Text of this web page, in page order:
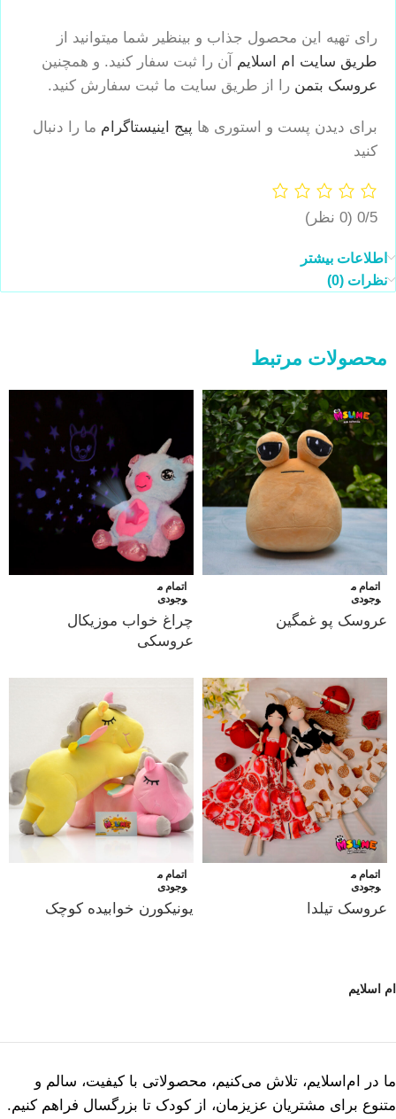
رای تهیه این محصول جذاب و بینظیر شما میتوانید از
طریق سایت ام اسلایم آن را ثبت سفار کنید. و همچنین
عروسک بتمن را از طریق سایت ما ثبت سفارش کنید.
برای دیدن پست و استوری ها پیج اینیستاگرام ما را دنبال
کنید
0/5 (0 نظر)
اطلاعات بیشتر
نظرات (0)
محصولات مرتبط
اتمام م
وجودی
عروسک پو غمگین
اتمام م
وجودی
چراغ خواب موزیکال
عروسکی
اتمام م
وجودی
عروسک تیلدا
اتمام م
وجودی
یونیکورن خوابیده کوچک
ام اسلایم
ما در ام‌اسلایم، تلاش می‌کنیم، محصولاتی با کیفیت، سالم و
متنوع برای مشتریان عزیزمان، از کودک تا بزرگسال فراهم کنیم.